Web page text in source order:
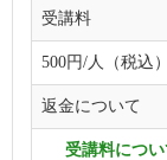
受講料
500円/人（税込）
返金について
受講料につい